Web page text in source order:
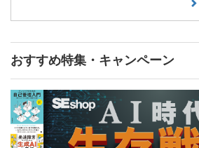
おすすめ特集・キャンペーン